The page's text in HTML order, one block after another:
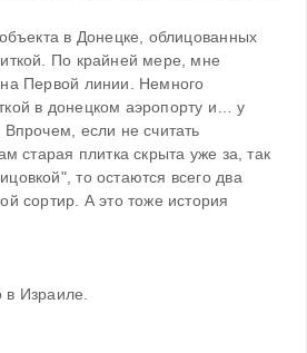
в Донецке, облицованных
По крайней мере, мне
Первой линии. Немного
в донецком аэропорту и… у
если не считать
старая плитка скрыта уже за, так
то остаются всего два
сортир. А это тоже история
в Израиле.